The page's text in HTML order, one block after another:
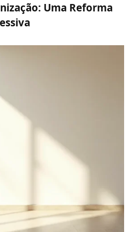
Uma Reforma